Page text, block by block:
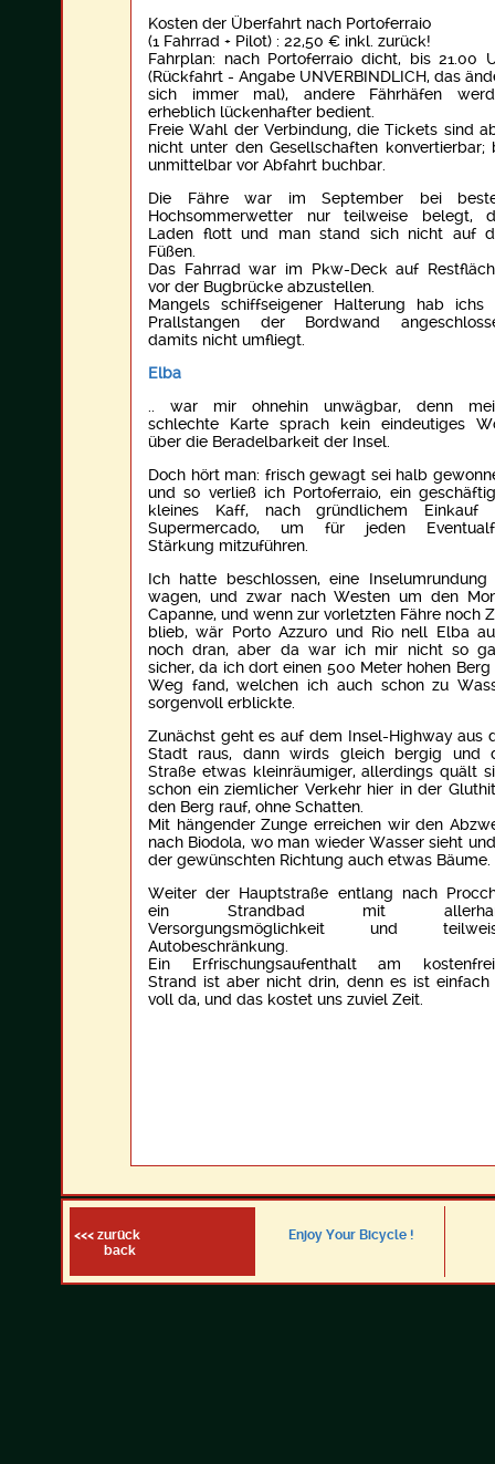
Kosten der Überfahrt nach Portoferraio
(1 Fahrrad + Pilot) : 22,50 € inkl. zurück!
Fahrplan: nach Portoferraio dicht, bis 21.00
(Rückfahrt - Angabe UNVERBINDLICH, das
sich immer mal), andere Fährhäfen
erheblich lückenhafter bedient.
Freie Wahl der Verbindung, die Tickets sind
nicht unter den Gesellschaften konvertierbar;
unmittelbar vor Abfahrt buchbar.
Die Fähre war im September bei
Hochsommerwetter nur teilweise belegt,
Laden flott und man stand sich nicht auf
Füßen.
Das Fahrrad war im Pkw-Deck auf
vor der Bugbrücke abzustellen.
Mangels schiffseigener Halterung hab ichs
Prallstangen der Bordwand
damits nicht umfliegt.
Elba
.. war mir ohnehin unwägbar, denn
schlechte Karte sprach kein eindeutiges
über die Beradelbarkeit der Insel.
Doch hört man: frisch gewagt sei halb
und so verließ ich Portoferraio, ein
kleines Kaff, nach gründlichem Einkauf
Supermercado, um für jeden
Stärkung mitzuführen.
Ich hatte beschlossen, eine Inselumrundung
wagen, und zwar nach Westen um den
Capanne, und wenn zur vorletzten Fähre noch
blieb, wär Porto Azzuro und Rio nell Elba
noch dran, aber da war ich mir nicht so
sicher, da ich dort einen 500 Meter hohen Berg
Weg fand, welchen ich auch schon zu
sorgenvoll erblickte.
Zunächst geht es auf dem Insel-Highway aus
Stadt raus, dann wirds gleich bergig und
Straße etwas kleinräumiger, allerdings quält
schon ein ziemlicher Verkehr hier in der
den Berg rauf, ohne Schatten.
Mit hängender Zunge erreichen wir den
nach Biodola, wo man wieder Wasser sieht
der gewünschten Richtung auch etwas Bäume.
Weiter der Hauptstraße entlang nach
ein Strandbad mit
Versorgungsmöglichkeit und
Autobeschränkung.
Ein Erfrischungsaufenthalt am
Strand ist aber nicht drin, denn es ist einfach
voll da, und das kostet uns zuviel Zeit.
<<< zurück
back
Enjoy Your Bicycle !